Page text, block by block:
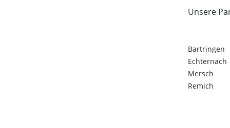
Unsere
Bartringen
Echternach
Mersch
Remich